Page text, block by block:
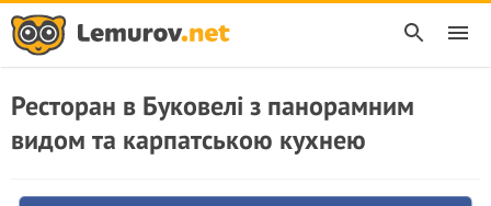
Ресторан в Буковелі з панорамним
видом та карпатською кухнею